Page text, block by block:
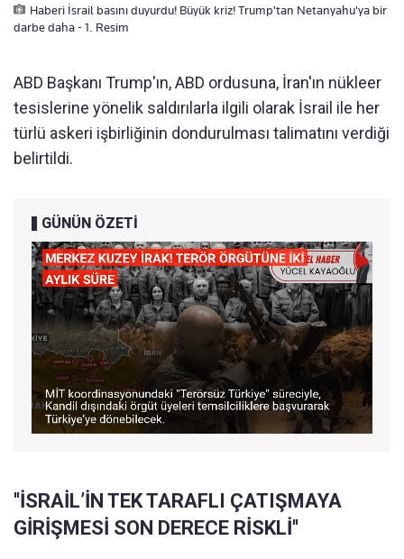
Haberi İsrail basını duyurdu! Büyük kriz! Trump'tan Netanyahu'ya bir
darbe daha - 1. Resim
ABD Başkanı Trump'ın, ABD ordusuna, İran'ın nükleer
tesislerine yönelik saldırılarla ilgili olarak İsrail ile her
türlü askeri işbirliğinin dondurulması talimatını verdiği
belirtildi.
GÜNÜN ÖZETİ
''İSRAİL’İN TEK TARAFLI ÇATIŞMAYA
GİRİŞMESİ SON DERECE RİSKLİ''